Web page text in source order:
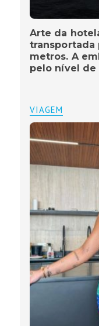
Arte da
transportada
metros. A
pelo nível
VIAGEM